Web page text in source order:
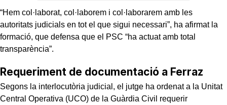
“Hem col·laborat, col·laborem i col·laborarem amb les
autoritats judicials en tot el que sigui necessari”, ha afirmat la
formació, que defensa que el PSC “ha actuat amb total
transparència”.
Requeriment de documentació a Ferraz
Segons la interlocutòria judicial, el jutge ha ordenat a la Unitat
Central Operativa (UCO) de la Guàrdia Civil requerir